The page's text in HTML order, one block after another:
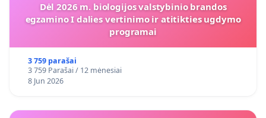
Dėl 2026 m. biologijos valstybinio brandos
egzamino I dalies vertinimo ir atitikties ugdymo
programai
3 759 parašai
3 759 Parašai / 12 mėnesiai
8 Jun 2026